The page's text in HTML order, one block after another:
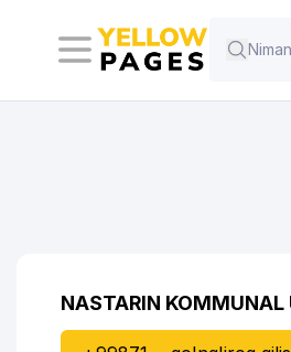
NASTARIN